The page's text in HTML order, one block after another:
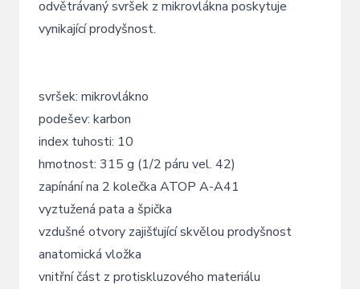
odvětrávaný svršek z mikrovlákna poskytuje
vynikající prodyšnost.
svršek: mikrovlákno
podešev: karbon
index tuhosti: 10
hmotnost: 315 g (1/2 páru vel. 42)
zapínání na 2 kolečka ATOP A-A41
vyztužená pata a špička
vzdušné otvory zajišťující skvělou prodyšnost
anatomická vložka
vnitřní část z protiskluzového materiálu